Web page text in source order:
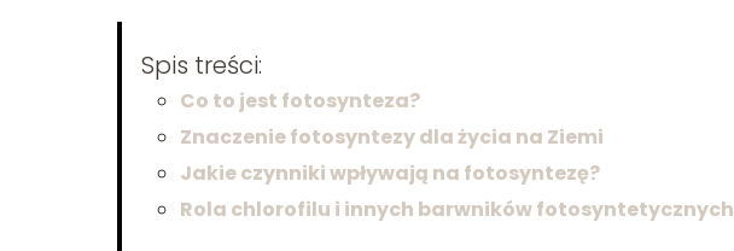
Spis treści:
Co to jest fotosynteza?
Znaczenie fotosyntezy dla życia na Ziemi
Jakie czynniki wpływają na fotosyntezę?
Rola chlorofilu i innych barwników fotosyntetycznych